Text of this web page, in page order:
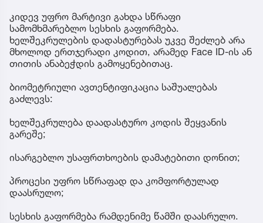
კიდევ უფრო მარტივი გახდა სწრაფი
სამომხმარებლო სესხის გაფორმება.
ხელშეკრულების დადასტურებას უკვე შეძლებ არა
მხოლოდ ერთჯერადი კოდით, არამედ Face ID-ის ან
თითის ანაბეჭდის გამოყენებითაც.
ბიომეტრიული ავთენტიფიკაცია საშუალებას
გაძლევს:
ხელშეკრულება დაადასტურო კოდის შეყვანის
გარეშე;
ისარგებლო უსაფრთხოების დამატებითი დონით;
პროცესი უფრო სწრაფად და კომფორტულად
დაასრულო;
სესხის გაფორმება რამდენიმე წამში დაასრულო.